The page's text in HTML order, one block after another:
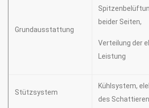
Grundausstattung
beider Seiten,
Verteilung der
Leistung
Stützsystem
Kühlsystem,
des